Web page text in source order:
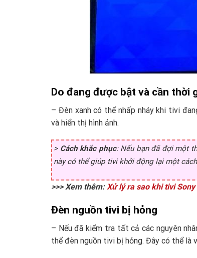
Do đang được bật và cần thời
– Đèn xanh có thể nhấp nháy khi tivi
và hiển thị hình ảnh.
> Cách khắc phục: Nếu bạn đã đợi một
này có thể giúp tivi khởi động lại một
>>> Xem thêm: Xử lý ra sao khi tivi
Đèn nguồn tivi bị hỏng
– Nếu đã kiểm tra tất cả các nguyên
thể đèn nguồn tivi bị hỏng. Đây có thể là